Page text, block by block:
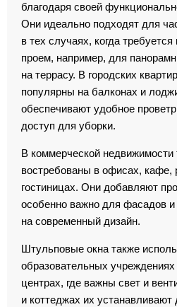
благодаря своей
Они идеально подходят для
в тех случаях, когда
проем, например, для
на террасу. В городских
популярны на балконах и
обеспечивают удобное
доступ для уборки.
В коммерческой недвижимости
востребованы в офисах, кафе,
гостиницах. Они добавляют
особенно важно для фасадов и
на современный дизайн.
Штульповые окна также
образовательных
центрах, где важны свет и
и коттеджах их